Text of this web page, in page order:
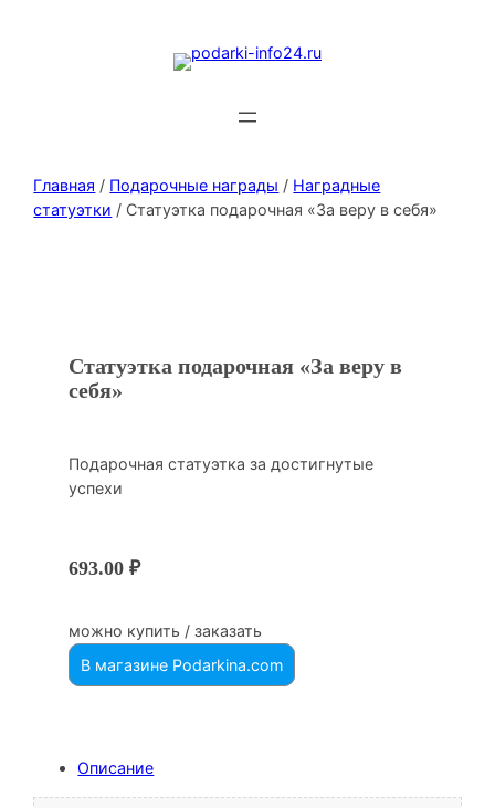
Главная / Подарочные награды / Наградные
статуэтки / Статуэтка подарочная «За веру в себя»
Статуэтка подарочная «За веру в
себя»
Подарочная статуэтка за достигнутые
успехи
693.00₽
можно купить / заказать
В магазине Podarkina.com
Описание